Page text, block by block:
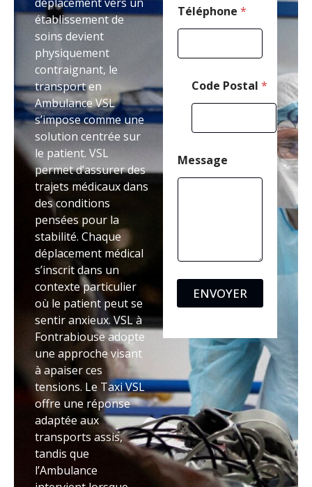
déplacement vers un
établissement de
soins devient
physiquement
contraignant, le
transport en
Ambulance VSL
s’impose comme une
solution centrée sur
le patient. VSL
permet d’assurer des
trajets médicaux dans
des conditions
pensées pour la
stabilité. Chaque
déplacement médical
s’inscrit dans un
contexte particulier
où le patient peut se
sentir anxieux. VSL à
Fontrabiouse adopte
une approche visant
à apaiser ces
tensions. Le Taxi VSL
offre une réponse
adaptée aux
transports assis,
tandis que
l’Ambulance
Téléphone *
a
i
Code Postal *
Message
ENVOYER